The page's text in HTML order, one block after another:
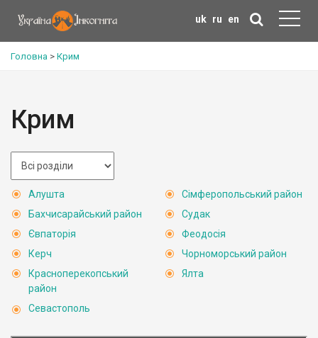
uk ru en
Головна > Крим
Крим
Алушта
Бахчисарайський район
Євпаторія
Керч
Красноперекопський
район
Севастополь
Сімферопольський район
Судак
Феодосія
Чорноморський район
Ялта